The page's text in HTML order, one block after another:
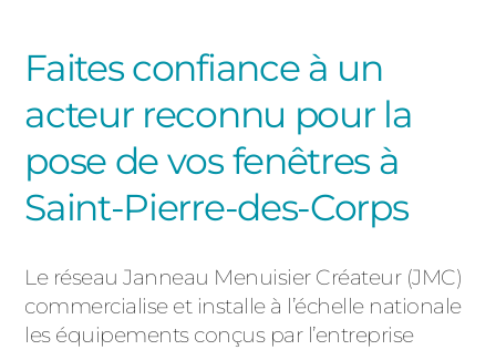
Faites confiance à un
acteur reconnu pour la
pose de vos fenêtres à
Saint-Pierre-des-Corps
Le réseau Janneau Menuisier Créateur (JMC)
commercialise et installe à l’échelle nationale
les équipements conçus par l’entreprise
ALUMINIUM
CLÔTURES